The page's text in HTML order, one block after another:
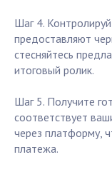
Шаг 4.
предоставляют
стесняйтесь
итоговый ролик.
Шаг 5. Получите
соответствует
через платформу,
платежа.